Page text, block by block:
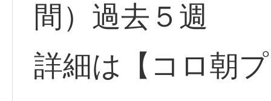
間）過去５週
詳細は【コロ朝